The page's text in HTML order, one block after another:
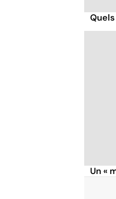
Un «